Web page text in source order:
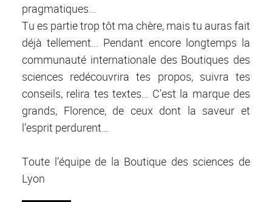
pragmatiques...
Tu es partie trop tôt ma chère, mais tu auras fait
déjà tellement... Pendant encore longtemps la
communauté internationale des Boutiques des
sciences redécouvrira tes propos, suivra tes
conseils, relira tes textes... C’est la marque des
grands, Florence, de ceux dont la saveur et
l’esprit perdurent...
Toute l’équipe de la Boutique des sciences de
Lyon